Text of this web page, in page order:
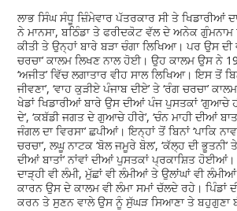
ਲਾਭ ਸਿੰਘ ਸੰਧੂ ਜ਼ਿੰਮੇਵਾਰ ਪੱਤਰਕਾਰ ਸੀ ਤੇ ਖਿਡਾਰੀਆਂ
ਨੇ ਮਾਨਸਾ, ਬਠਿੰਡਾ ਤੇ ਫਰੀਦਕੋਟ ਵੱਲ ਦੇ ਅਨੇਕ ਗੁੰਮਨਾਮ
ਕੀਤੀ ਤੇ ਉਨ੍ਹਾਂ ਬਾਰੇ ਬੜਾ ਚੰਗਾ ਲਿਖਿਆ। ਪਰ ਉਸ ਦੀ
ਚਰਚਾ’ ਕਾਲਮ ਲਿਖਣ ਨਾਲ ਹੋਈ। ਉਹ ਕਾਲਮ ਉਸ ਨੇ
‘ਅਜੀਤ’ ਵਿੱਚ ਲਗਾਤਾਰ ਵੀਹ ਸਾਲ ਲਿਖਿਆ। ਇਸ ਤੋਂ
ਜੀਵਣਾ’, ‘ਵਾਹ ਕੁੜੀਏ ਪੰਜਾਬ ਦੀਏ’ ਤੇ ‘ਰੰਗ ਚਰਚਾ’
ਖੇਡਾਂ ਖਿਡਾਰੀਆਂ ਬਾਰੇ ਉਸ ਦੀਆਂ ਪੰਜ ਪੁਸਤਕਾਂ ‘ਗੁਆਚੇ
ਦੇ’, ‘ਕਬੱਡੀ ਜਗਤ ਦੇ ਗੁਆਚੇ ਹੀਰੇ’, ‘ਚੰਨ ਮਾਹੀ ਦੀਆਂ
ਜੰਗਲ ਦਾ ਵਿਰਸਾ’ ਛਪੀਆਂ। ਇਨ੍ਹਾਂ ਤੋਂ ਬਿਨਾਂ ‘ਪਾਕਿ
ਚਰਚਾ’, ਲਘੂ ਨਾਟਕ ‘ਬੋਲ ਜਮੂਰੇ ਬੋਲ’, ‘ਕੱਲ੍ਹ ਦੀ ਭੂਤਨੀ’
ਦੀਆਂ ਬਾਤਾਂ’ ਨਾਂਵਾਂ ਦੀਆਂ ਪੁਸਤਕਾਂ ਪ੍ਰਕਾਸ਼ਿਤ ਹੋਈਆਂ।
ਦਾੜ੍ਹੀ ਵੀ ਲੰਮੀ, ਮੁੱਛਾਂ ਵੀ ਲੰਮੀਆਂ ਤੇ ਉਲਾਂਘਾਂ ਵੀ
ਕਾਰਨ ਉਸ ਦੇ ਕਾਲਮ ਵੀ ਲੰਮਾ ਸਮਾਂ ਚੱਲਦੇ ਰਹੇ। ਪਿੰਡਾਂ
ਕਰਨ ਤੇ ਸੁਣਨ ਵਾਲੇ ਉਸ ਨੂੰ ਸੁੱਘੜ ਸਿਆਣਾ ਤੇ ਬਹੁਗੁਣਾ